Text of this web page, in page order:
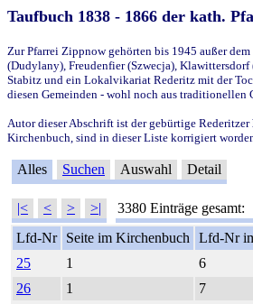
Taufbuch 1838 - 1866 der kath.
Zur Pfarrei Zippnow gehörten bis 1945 außer
(Dudylany), Freudenfier (Szwecja),
Stabitz und ein Lokalvikariat Rederitz mit der
diesen Gemeinden - wohl noch aus traditionellen
Autor dieser Abschrift ist der gebürtige Rederitzer
Kirchenbuch, sind in dieser Liste korrigiert
Alles Suchen Auswahl Detail
|< < > >| 3380 Einträge gesamt:
Lfd-Nr
Seite im Kirchenbuch Lfd-Nr
25
1 6
26
1 7